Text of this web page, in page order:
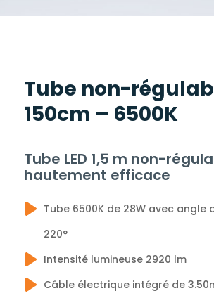
Tube non-
150cm – 6500K
Tube LED 1,5 m non-
hautement efficace
Tube 6500K de 28W avec angle
220°
Intensité lumineuse 2920 lm
Câble électrique intégré de